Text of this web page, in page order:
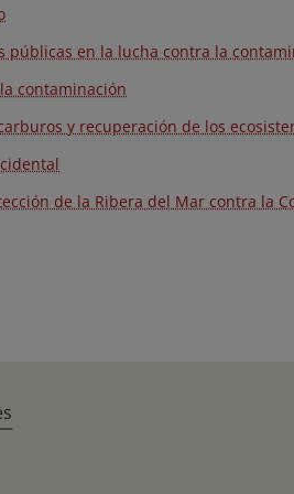
públicas en la lucha contra la
contaminación
y recuperación de los
de la Ribera del Mar contra la